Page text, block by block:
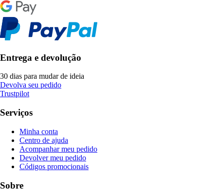
Entrega e devolução
30 dias para mudar de ideia
Devolva seu pedido
Trustpilot
Serviços
Minha conta
Centro de ajuda
Acompanhar meu pedido
Devolver meu pedido
Códigos promocionais
Sobre